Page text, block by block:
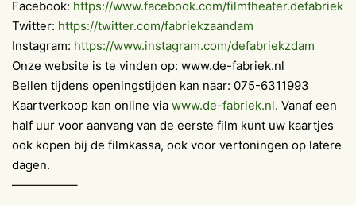
Facebook: https://www.facebook.com/filmtheater.defabriek
Twitter: https://twitter.com/fabriekzaandam
Instagram: https://www.instagram.com/defabriekzdam
Onze website is te vinden op: www.de-fabriek.nl
Bellen tijdens openingstijden kan naar: 075-6311993
Kaartverkoop kan online via www.de-fabriek.nl. Vanaf een
half uur voor aanvang van de eerste film kunt uw kaartjes
ook kopen bij de filmkassa, ook voor vertoningen op latere
dagen.
—————–